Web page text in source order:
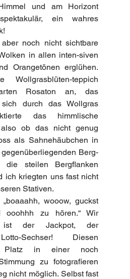
und am Horizont
ein wahres
noch nicht sichtbare
in allen inten-siven
Orangetönen erglühen.
Wollgrasblüten-teppich
Rosaton an, das
durch das Wollgras
das himmlische
ob das nicht genug
als Sahnehäubchen in
Berg-
steilen Bergflanken
ich kriegten uns fast nicht
Stativen.
wooow, guckst
ooohhh zu hören.“ Wir
ist der Jackpot, der
Sechser! Diesen
Platz in einer noch
zu fotografieren
nicht möglich. Selbst fast